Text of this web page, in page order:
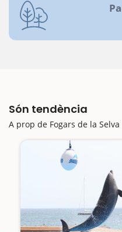
Són tendència
A prop de Fogars de la Selva